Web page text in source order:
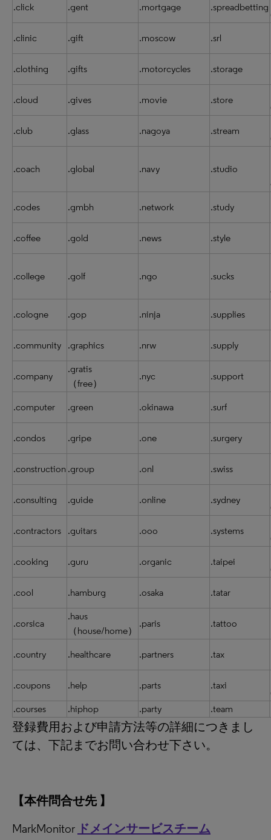
.click .gent .mortgage .spreadbetting
.clinic .gift .moscow .srl
.clothing .gifts .motorcycles .storage
.cloud .gives .movie .store
.club .glass .nagoya .stream
.coach .global .navy .studio
.codes .gmbh .network .study
.coffee .gold .news .style
.college .golf .ngo .sucks
.cologne .gop .ninja .supplies
.community .graphics .nrw .supply
.company
.gratis
（free）
.nyc .support
.computer .green .okinawa .surf
.condos .gripe .one .surgery
.construction .group .onl .swiss
.consulting .guide .online .sydney
.contractors .guitars .ooo .systems
.cooking .guru .organic .taipei
.cool .hamburg .osaka .tatar
.corsica
.haus
（house/home）
.paris .tattoo
.country .healthcare .partners .tax
.coupons .help .parts .taxi
.courses
.hiphop .party .team
登録費用および申請方法等の詳細につきまし
ては、下記までお問い合わせ下さい。
【本件問合せ先 】
MarkMonitor ドメインサービスチーム